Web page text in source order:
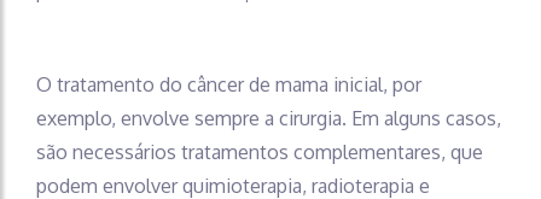
O tratamento do câncer de mama inicial, por
exemplo, envolve sempre a cirurgia. Em alguns casos,
são necessários tratamentos complementares, que
podem envolver quimioterapia, radioterapia e